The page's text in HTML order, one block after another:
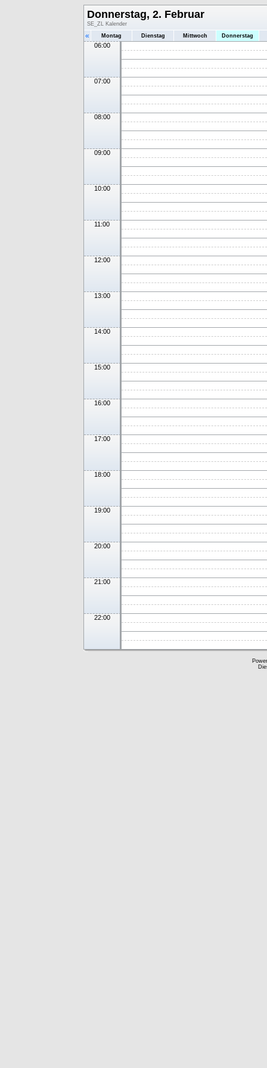
Donnerstag, 2. Februar
SE_ZL Kalender
« Montag Dienstag Mittwoch Donnerstag
06:00
07:00
08:00
09:00
10:00
11:00
12:00
13:00
14:00
15:00
16:00
17:00
18:00
19:00
20:00
21:00
22:00